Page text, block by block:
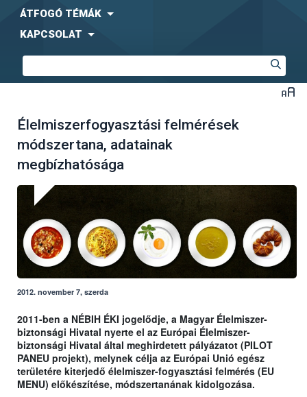
ÁTFOGÓ TÉMÁK
KAPCSOLAT
Élelmiszerfogyasztási felmérések
módszertana, adatainak
megbízhatósága
2012. november 7, szerda
2011-ben a NÉBIH ÉKI jogelődje, a Magyar Élelmiszer-
biztonsági Hivatal nyerte el az Európai Élelmiszer-
biztonsági Hivatal által meghirdetett pályázatot (PILOT
PANEU projekt), melynek célja az Európai Unió egész
területére kiterjedő élelmiszer-fogyasztási felmérés (EU
MENU) előkészítése, módszertanának kidolgozása.